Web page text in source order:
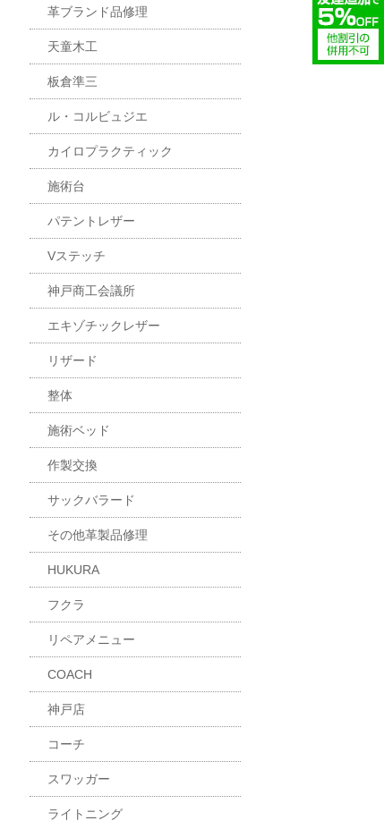
革ブランド品修理
天童木工
板倉準三
ル・コルビュジエ
カイロプラクティック
施術台
パテントレザー
Vステッチ
神戸商工会議所
エキゾチックレザー
リザード
整体
施術ベッド
作製交換
サックバラード
その他革製品修理
HUKURA
フクラ
リペアメニュー
COACH
神戸店
コーチ
スワッガー
ライトニング